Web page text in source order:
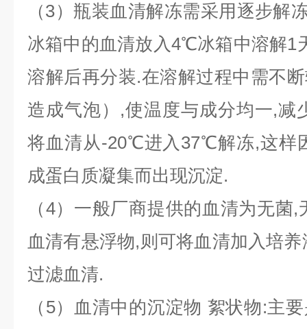
（3）瓶装血清解冻需采用逐步
冰箱中的血清放入4℃冰箱中溶解1
溶解后再分装.在溶解过程中需不
造成气泡）,使温度与成分均一,减
将血清从-20℃进入37℃解冻,这样
成蛋白质凝集而出现沉淀.
（4）一般厂商提供的血清为无菌
血清有悬浮物,则可将血清加入培
过滤血清.
（5）血清中的沉淀物 絮状物:主